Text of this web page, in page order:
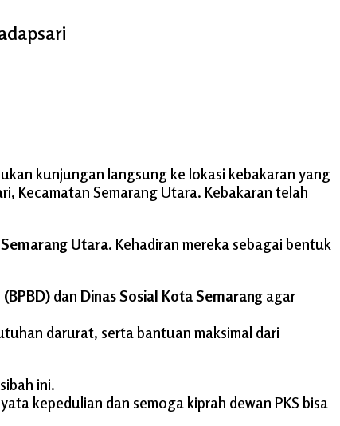
kunjungan langsung ke lokasi kebakaran yang
Kecamatan Semarang Utara. Kebakaran telah
Utara. Kehadiran mereka sebagai bentuk
dan Dinas Sosial Kota Semarang agar
darurat, serta bantuan maksimal dari
ini.
kepedulian dan semoga kiprah dewan PKS bisa